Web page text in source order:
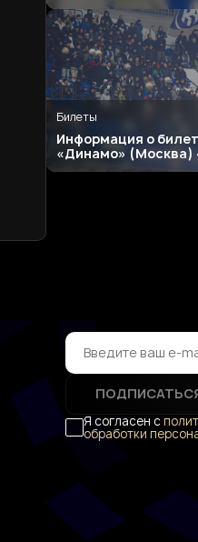
Билеты
Информация о
«Динамо» (Москва)
Я согласен с
обработки